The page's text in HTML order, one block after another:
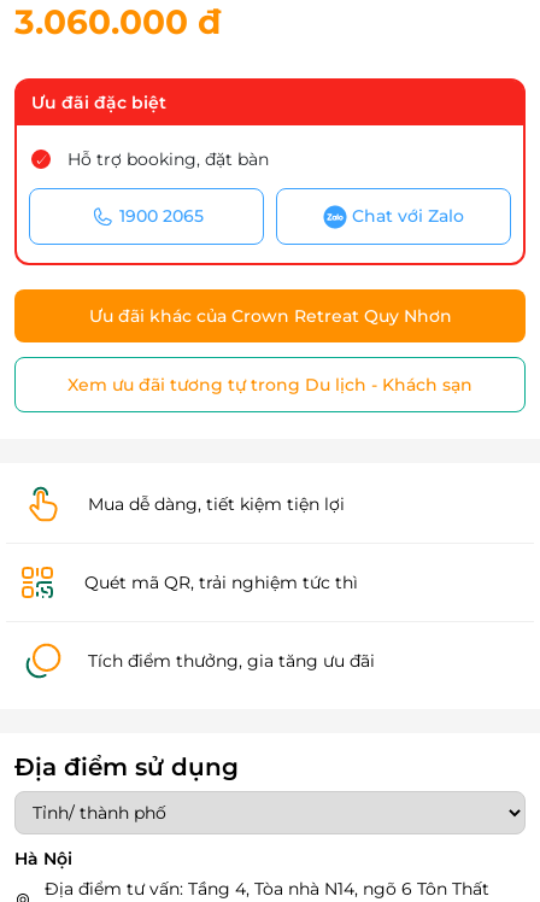
3.060.000 đ
Ưu đãi đặc biệt
Hỗ trợ booking, đặt bàn
1900 2065 Chat với Zalo
Ưu đãi khác của Crown Retreat Quy Nhơn
Xem ưu đãi tương tự trong Du lịch - Khách sạn
Mua dễ dàng, tiết kiệm tiện lợi
Quét mã QR, trải nghiệm tức thì
Tích điểm thưởng, gia tăng ưu đãi
Địa điểm sử dụng
Hà Nội
Địa điểm tư vấn: Tầng 4, Tòa nhà N14, ngõ 6 Tôn Thất